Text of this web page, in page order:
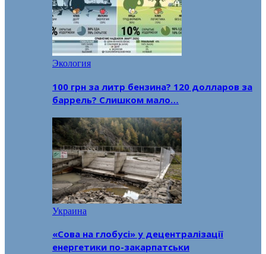
Экология
100 грн за литр бензина? 120 долларов за
баррель? Слишком мало…
Украина
«Сова на глобусі» у децентралізації
енергетики по-закарпатськи